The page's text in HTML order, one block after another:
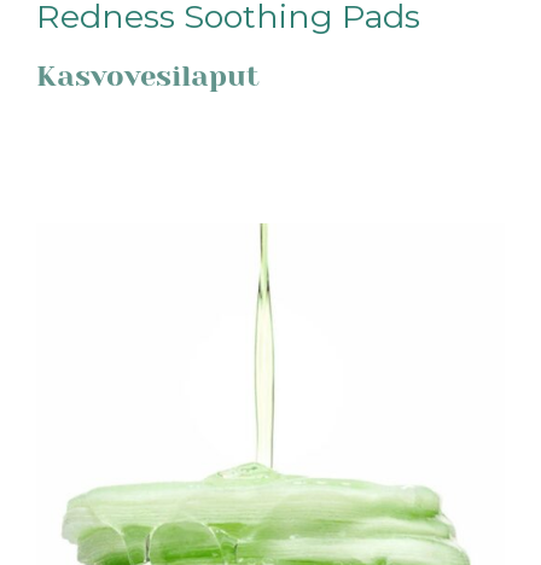
Redness Soothing Pads
Kasvovesilaput